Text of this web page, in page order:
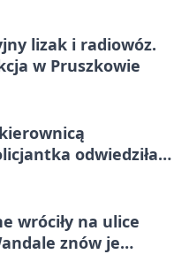
lizak i radiowóz.
w Pruszkowie
odwiedziła
wróciły na ulice
znów je